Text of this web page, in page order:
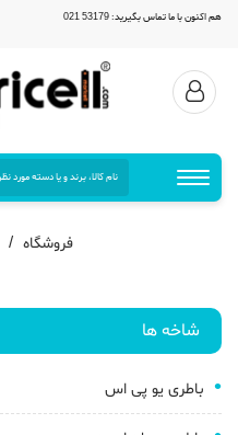
هم اکنون با ما تماس بگیرید: 53179 021
فروشگاه
شاخه ها
باطری یو پی اس